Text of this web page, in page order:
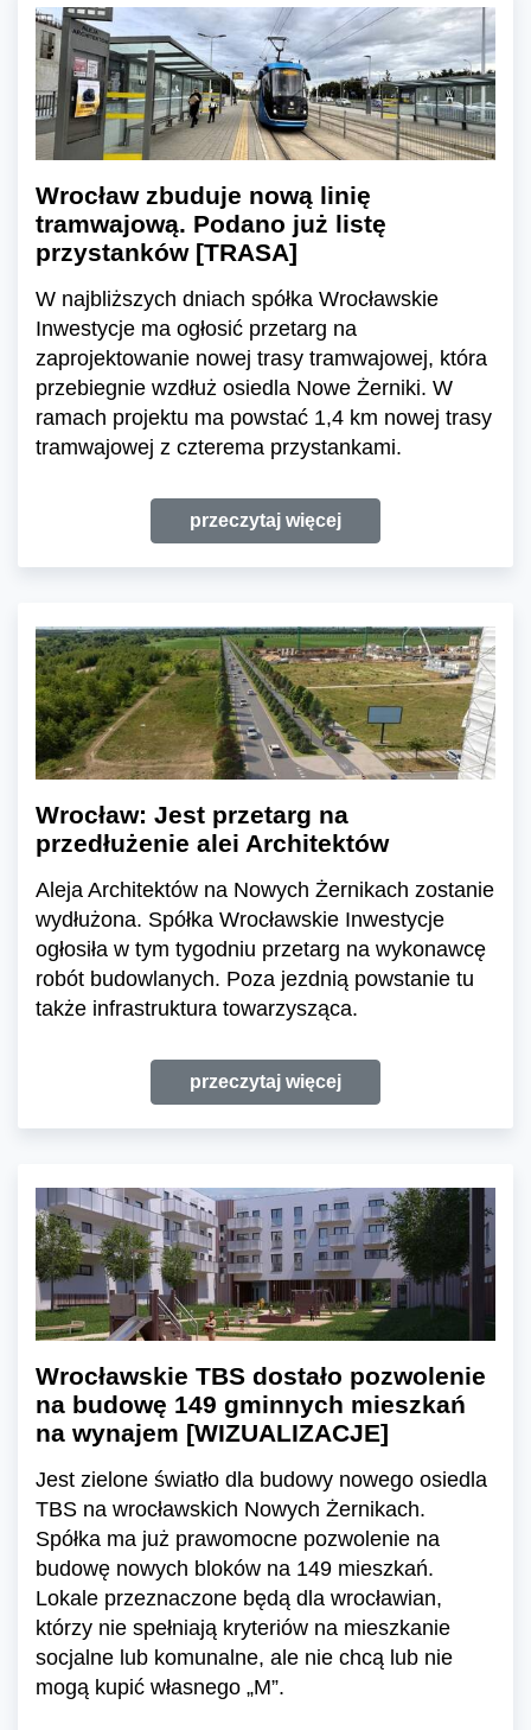
Wrocław zbuduje nową linię
tramwajową. Podano już listę
przystanków [TRASA]
W najbliższych dniach spółka Wrocławskie
Inwestycje ma ogłosić przetarg na
zaprojektowanie nowej trasy tramwajowej, która
przebiegnie wzdłuż osiedla Nowe Żerniki. W
ramach projektu ma powstać 1,4 km nowej trasy
tramwajowej z czterema przystankami.
przeczytaj więcej
Wrocław: Jest przetarg na
przedłużenie alei Architektów
Aleja Architektów na Nowych Żernikach zostanie
wydłużona. Spółka Wrocławskie Inwestycje
ogłosiła w tym tygodniu przetarg na wykonawcę
robót budowlanych. Poza jezdnią powstanie tu
także infrastruktura towarzysząca.
przeczytaj więcej
Wrocławskie TBS dostało pozwolenie
na budowę 149 gminnych mieszkań
na wynajem [WIZUALIZACJE]
Jest zielone światło dla budowy nowego osiedla
TBS na wrocławskich Nowych Żernikach.
Spółka ma już prawomocne pozwolenie na
budowę nowych bloków na 149 mieszkań.
Lokale przeznaczone będą dla wrocławian,
którzy nie spełniają kryteriów na mieszkanie
socjalne lub komunalne, ale nie chcą lub nie
mogą kupić własnego „M”.